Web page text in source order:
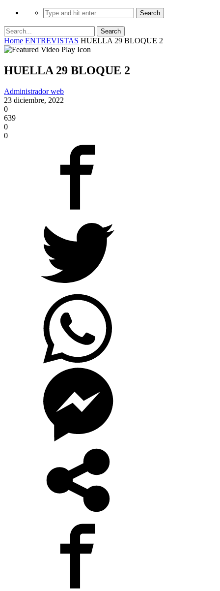
Home ENTREVISTAS HUELLA 29 BLOQUE 2
HUELLA 29 BLOQUE 2
Administrador web
23 diciembre, 2022
0
639
0
0